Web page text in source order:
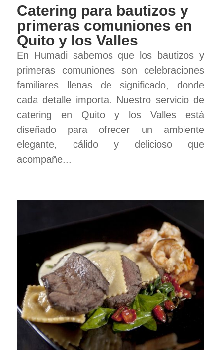
Catering para bautizos y
primeras comuniones en
Quito y los Valles
En Humadi sabemos que los bautizos y
primeras comuniones son celebraciones
familiares llenas de significado, donde
cada detalle importa. Nuestro servicio de
catering en Quito y los Valles está
diseñado para ofrecer un ambiente
elegante, cálido y delicioso que
acompañe...